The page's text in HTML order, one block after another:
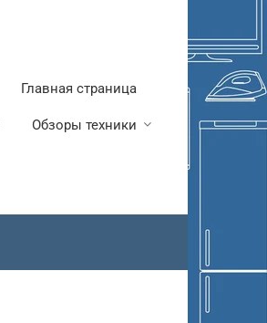
Главная страница
Обзоры техники